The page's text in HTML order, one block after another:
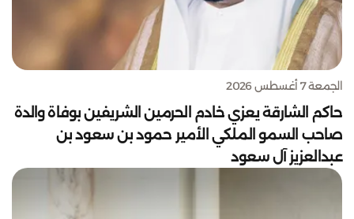
الجمعة 7 أغسطس 2026
حاكم الشارقة يعزي خادم الحرمين الشريفين بوفاة والدة
صاحب السمو الملكي الأمير حمود بن سعود بن
عبدالعزيز آل سعود